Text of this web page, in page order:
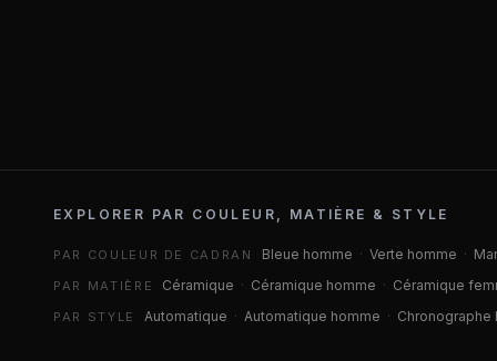
EXPLORER PAR COULEUR, MATIÈRE & STYLE
PAR COULEUR DE CADRAN Bleue homme · Verte homme ·
PAR MATIÈRE Céramique · Céramique homme · Céramique
PAR STYLE Automatique · Automatique homme · Chronographe